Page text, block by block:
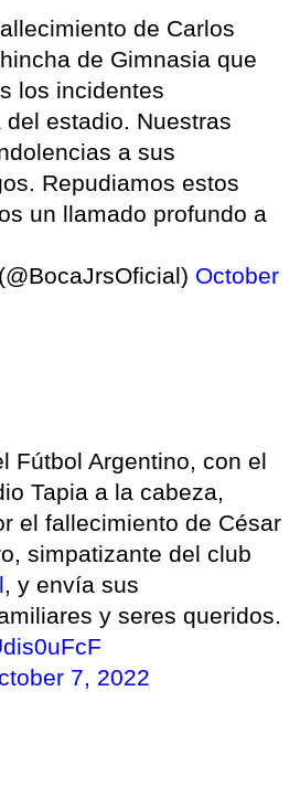
de Carlos
de Gimnasia que
los incidentes
estadio. Nuestras
a sus
Repudiamos estos
un llamado profundo a
October
Fútbol Argentino, con el
Tapia a la cabeza,
el fallecimiento de César
simpatizante del club
, y envía sus
y seres queridos.
7, 2022